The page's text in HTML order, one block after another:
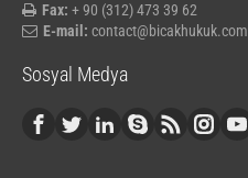
Fax: + 90 (312) 473 39 62
E-mail: contact@bicakhukuk.com
Sosyal Medya